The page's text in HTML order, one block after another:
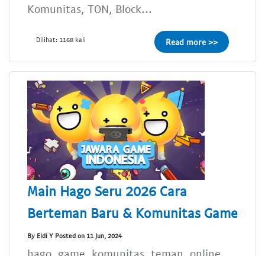
Komunitas, TON, Block...
Dilihat: 1168 kali Read more >>
Main Hago Seru 2026 Cara
Berteman Baru & Komunitas Game
By Eldi Y Posted on 11 Jun, 2024